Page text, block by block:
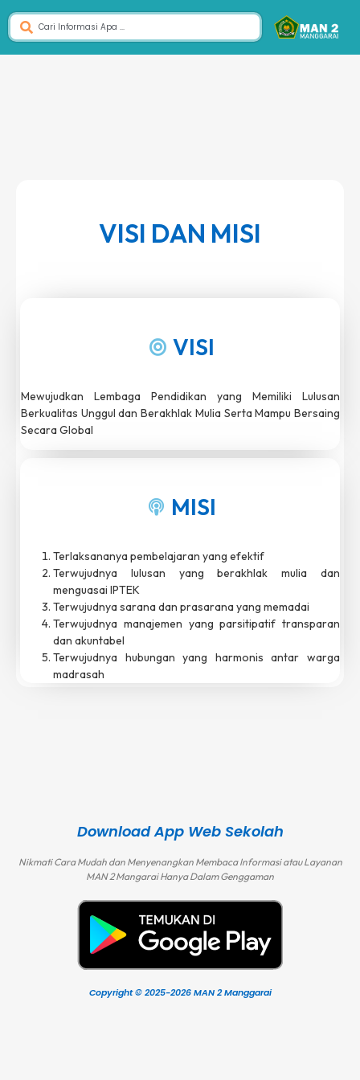
VISI DAN MISI
VISI
Mewujudkan Lembaga Pendidikan yang Memiliki Lulusan
Berkualitas Unggul dan Berakhlak Mulia Serta Mampu Bersaing
Secara Global
MISI
Terlaksananya pembelajaran yang efektif
Terwujudnya lulusan yang berakhlak mulia dan
menguasai IPTEK
Terwujudnya sarana dan prasarana yang memadai
Terwujudnya manajemen yang parsitipatif transparan
dan akuntabel
Terwujudnya hubungan yang harmonis antar warga
madrasah
Download App Web Sekolah
Nikmati Cara Mudah dan Menyenangkan Membaca Informasi atau Layanan
MAN 2 Mangarai Hanya Dalam Genggaman
Copyright © 2025-2026 MAN 2 Manggarai